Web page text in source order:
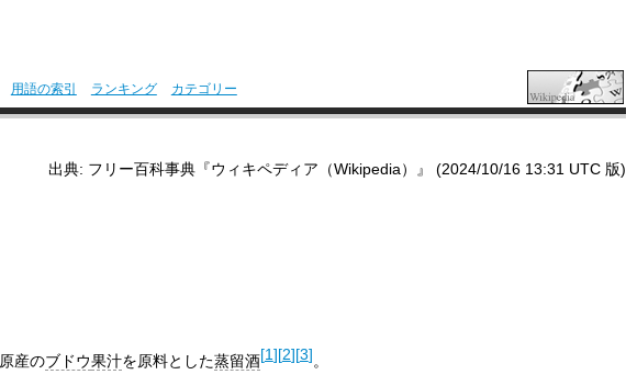
用語の索引 ランキング カテゴリー
出典: フリー百科事典『ウィキペディア（Wikipedia）』 (2024/10/16 13:31 UTC 版)
原産のブドウ果汁を原料とした蒸留酒[1][2][3]。